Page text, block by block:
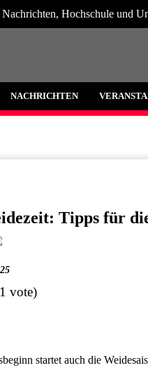
Hochschule und
aus Hamburg
NACHRICHTEN
Tipps für
vote)
startet auch die